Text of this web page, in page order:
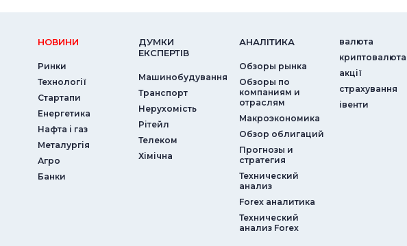
НОВИНИ
Ринки
Технології
Стартапи
Енергетика
Нафта і газ
Металургія
Агро
Банки
ДУМКИ
ЕКСПЕРТIВ
Машинобудування
Транспорт
Нерухомість
Рітейл
Телеком
Хімічна
АНАЛIТИКА
Обзоры рынка
Обзоры по
компаниям и
отраслям
Макроэкономика
Обзор облигаций
Прогнозы и
стратегия
Технический
анализ
Forex аналитика
Технический
анализ Forex
валюта
криптовалюта
акції
страхування
iвенти